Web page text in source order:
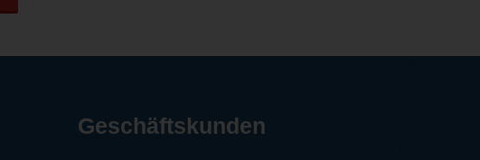
Geschäftskunden